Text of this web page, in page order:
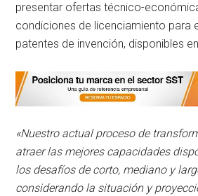
presentar ofertas técnico-
condiciones de licenciamiento para
patentes de invención, disponibles
«Nuestro actual proceso de
atraer las mejores capacidades
los desafíos de corto, mediano y
considerando la situación y